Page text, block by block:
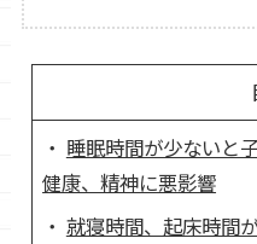
睡眠時間が少ないと
健康、精神に悪影響
就寝時間、起床時間